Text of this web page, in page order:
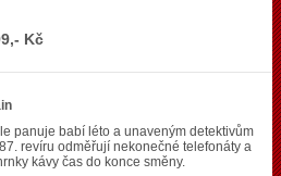
Kč
panuje babí léto a unaveným detektivům
revíru odměřují nekonečné telefonáty a
kávy čas do konce směny.